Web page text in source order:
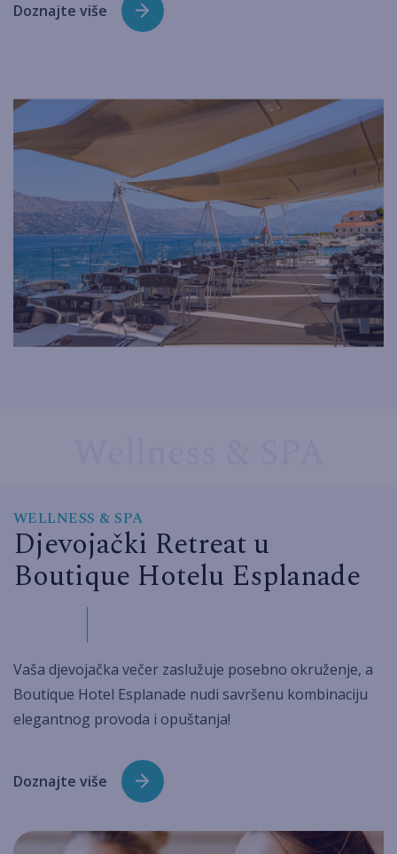
Doznajte više
WELLNESS & SPA
Djevojački Retreat u
Boutique Hotelu Esplanade
Vaša djevojačka večer zaslužuje posebno okruženje, a
Boutique Hotel Esplanade nudi savršenu kombinaciju
elegantnog provoda i opuštanja!
Doznajte više